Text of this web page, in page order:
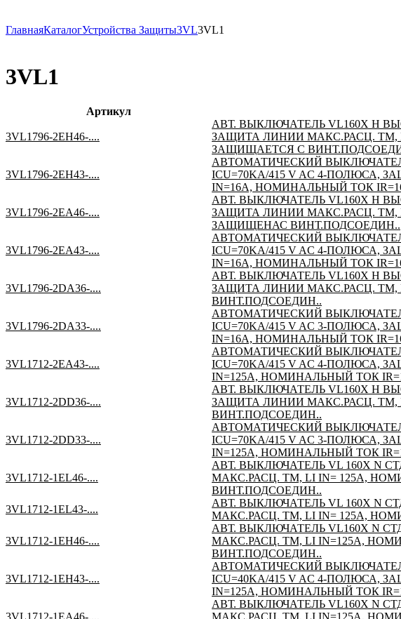
ГлавнаяКаталогУстройства Защиты3VL3VL1
3VL1
Артикул
3VL1796-2EH46-....
АВТ. ВЫКЛЮЧАТЕЛЬ VL160X H
ЗАЩИТА ЛИНИИ МАКС.РАСЦ. TM,
ЗАЩИЩАЕТСЯ С
3VL1796-2EH43-....
АВТОМАТИЧЕСКИЙ
ICU=70KA/415 V AC 4-
IN=16A, НОМИНАЛЬНЫЙ ТОК
3VL1796-2EA46-....
АВТ. ВЫКЛЮЧАТЕЛЬ VL160X H
ЗАЩИТА ЛИНИИ МАКС.РАСЦ. TM,
ЗАЩИЩЕНАС ВИНТ.ПОДСОЕДИН..
3VL1796-2EA43-....
АВТОМАТИЧЕСКИЙ
ICU=70KA/415 V AC 4-
IN=16A, НОМИНАЛЬНЫЙ ТОК
3VL1796-2DA36-....
АВТ. ВЫКЛЮЧАТЕЛЬ VL160X H
ЗАЩИТА ЛИНИИ МАКС.РАСЦ. TM,
ВИНТ.ПОДСОЕДИН..
3VL1796-2DA33-....
АВТОМАТИЧЕСКИЙ
ICU=70KA/415 V AC 3-
IN=16A, НОМИНАЛЬНЫЙ ТОК
3VL1712-2EA43-....
АВТОМАТИЧЕСКИЙ
ICU=70KA/415 V AC 4-
IN=125A, НОМИНАЛЬНЫЙ ТОК
3VL1712-2DD36-....
АВТ. ВЫКЛЮЧАТЕЛЬ VL160X H
ЗАЩИТА ЛИНИИ МАКС.РАСЦ. TM,
ВИНТ.ПОДСОЕДИН..
3VL1712-2DD33-....
АВТОМАТИЧЕСКИЙ
ICU=70KA/415 V AC 3-
IN=125A, НОМИНАЛЬНЫЙ ТОК
3VL1712-1EL46-....
АВТ. ВЫКЛЮЧАТЕЛЬ VL 160X N
МАКС.РАСЦ. TM, LI IN= 125A,
ВИНТ.ПОДСОЕДИН..
3VL1712-1EL43-....
АВТ. ВЫКЛЮЧАТЕЛЬ VL 160X N
МАКС.РАСЦ. TM, LI IN= 125A,
3VL1712-1EH46-....
АВТ. ВЫКЛЮЧАТЕЛЬ VL160X N
МАКС.РАСЦ. TM, LI IN=125A,
ВИНТ.ПОДСОЕДИН..
3VL1712-1EH43-....
АВТОМАТИЧЕСКИЙ
ICU=40KA/415 V AC 4-
IN=125A, НОМИНАЛЬНЫЙ ТОК
3VL1712-1EA46-....
АВТ. ВЫКЛЮЧАТЕЛЬ VL160X N
МАКС.РАСЦ. TM, LI IN=125A,